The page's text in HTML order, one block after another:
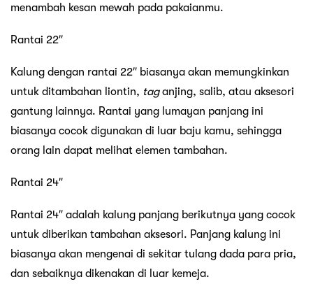
menambah kesan mewah pada pakaianmu.
Rantai 22″
Kalung dengan rantai 22″ biasanya akan memungkinkan
untuk ditambahan liontin, taganjing, salib, atau aksesori
gantung lainnya. Rantai yang lumayan panjang ini
biasanya cocok digunakan di luar baju kamu, sehingga
orang lain dapat melihat elemen tambahan.
Rantai 24″
Rantai 24″ adalah kalung panjang berikutnya yang cocok
untuk diberikan tambahan aksesori. Panjang kalung ini
biasanya akan mengenai di sekitar tulang dada para pria,
dan sebaiknya dikenakan di luar kemeja.